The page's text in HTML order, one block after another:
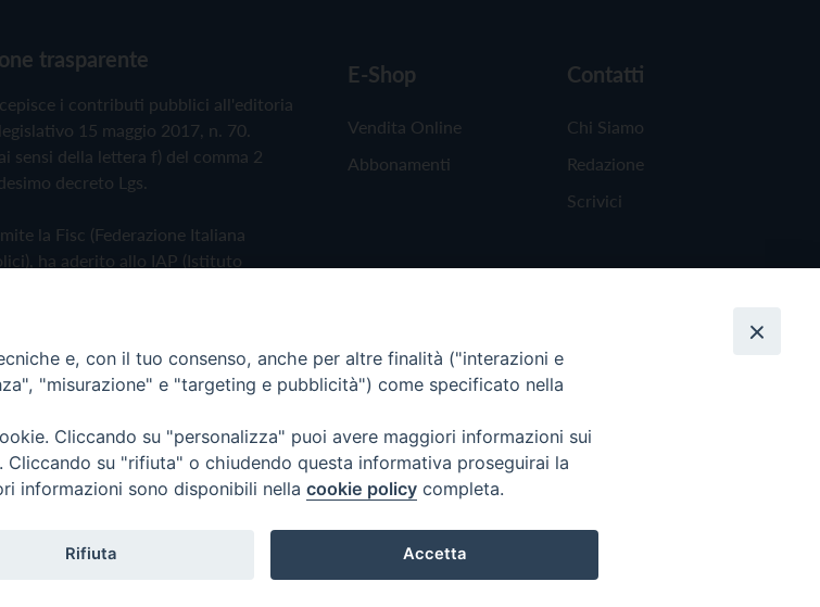
trasparente
i contributi pubblici all'editoria
15 maggio 2017, n. 70.
sensi della lettera f) del comma 2
decreto Lgs.
la Fisc (Federazione Italiana
ha aderito allo IAP (Istituto
Cookie Policy
E-Shop
Vendita Online
Abbonamenti
Contatti
Chi Siamo
Redazione
Scrivici
e, con il tuo consenso, anche per altre finalità ("interazioni e
"misurazione" e "targeting e pubblicità") come specificato nella
Cliccando su "personalizza" puoi avere maggiori informazioni sui
su "rifiuta" o chiudendo questa informativa proseguirai la
informazioni sono disponibili nella cookie policy completa.
Rifiuta Accetta